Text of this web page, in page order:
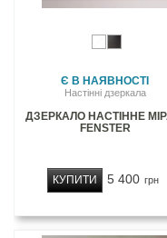
Є В НАЯВНОСТІ
Настінні дзеркала
ДЗЕРКАЛО НАСТІННЕ
FENSTER
5 400 грн
КУПИТИ